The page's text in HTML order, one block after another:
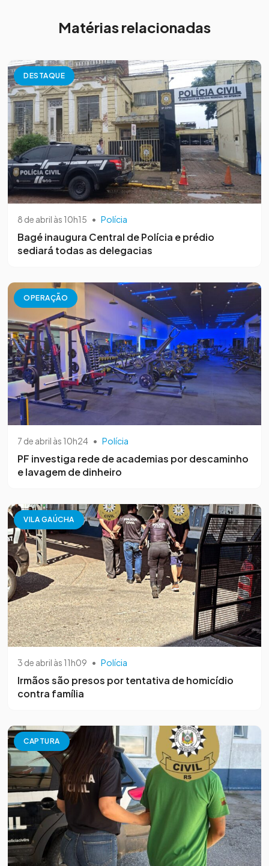
Matérias relacionadas
DESTAQUE
8 de abril às 10h15 • Polícia
Bagé inaugura Central de Polícia e prédio
sediará todas as delegacias
OPERAÇÃO
7 de abril às 10h24 • Polícia
PF investiga rede de academias por descaminho
e lavagem de dinheiro
VILA GAÚCHA
3 de abril às 11h09 • Polícia
Irmãos são presos por tentativa de homicídio
contra família
CAPTURA